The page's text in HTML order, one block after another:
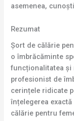
asemenea,
Rezumat
Șort de călărie
o îmbrăcăminte
funcționalitatea și
profesionist de
cerințele ridicate
înțelegerea
călărie pentru